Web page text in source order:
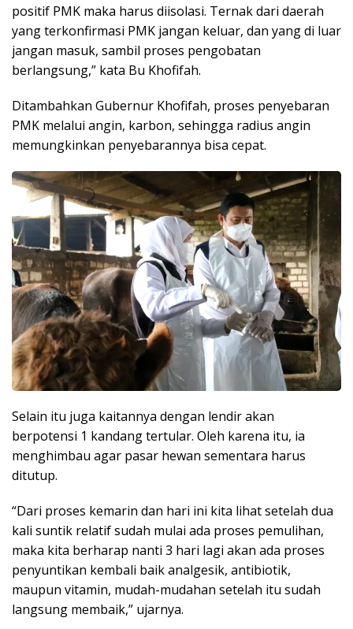
positif PMK maka harus diisolasi. Ternak dari daerah
yang terkonfirmasi PMK jangan keluar, dan yang di luar
jangan masuk, sambil proses pengobatan
berlangsung,” kata Bu Khofifah.
Ditambahkan Gubernur Khofifah, proses penyebaran
PMK melalui angin, karbon, sehingga radius angin
memungkinkan penyebarannya bisa cepat.
Selain itu juga kaitannya dengan lendir akan
berpotensi 1 kandang tertular. Oleh karena itu, ia
menghimbau agar pasar hewan sementara harus
ditutup.
“Dari proses kemarin dan hari ini kita lihat setelah dua
kali suntik relatif sudah mulai ada proses pemulihan,
maka kita berharap nanti 3 hari lagi akan ada proses
penyuntikan kembali baik analgesik, antibiotik,
maupun vitamin, mudah-mudahan setelah itu sudah
langsung membaik,” ujarnya.